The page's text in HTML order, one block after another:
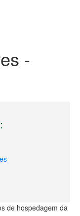
-
de hospedagem da